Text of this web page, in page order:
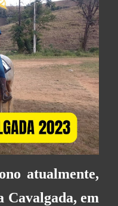
atualmente,
Cavalgada, em